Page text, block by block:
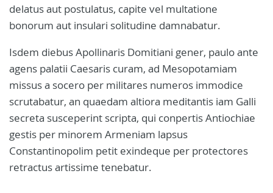
delatus aut postulatus, capite vel multatione
bonorum aut insulari solitudine damnabatur.
Isdem diebus Apollinaris Domitiani gener, paulo ante
agens palatii Caesaris curam, ad Mesopotamiam
missus a socero per militares numeros immodice
scrutabatur, an quaedam altiora meditantis iam Galli
secreta susceperint scripta, qui conpertis Antiochiae
gestis per minorem Armeniam lapsus
Constantinopolim petit exindeque per protectores
retractus artissime tenebatur.